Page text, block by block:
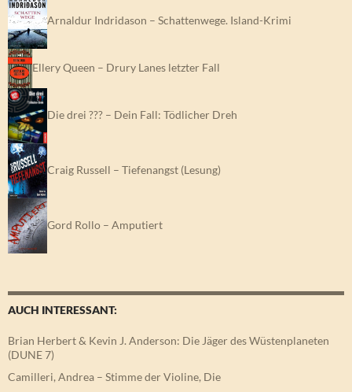
Arnaldur Indridason – Schattenwege. Island-Krimi
Ellery Queen – Drury Lanes letzter Fall
Die drei ??? – Dein Fall: Tödlicher Dreh
Craig Russell – Tiefenangst (Lesung)
Gord Rollo – Amputiert
AUCH INTERESSANT:
Brian Herbert & Kevin J. Anderson: Die Jäger des Wüstenplaneten
(DUNE 7)
Camilleri, Andrea – Stimme der Violine, Die